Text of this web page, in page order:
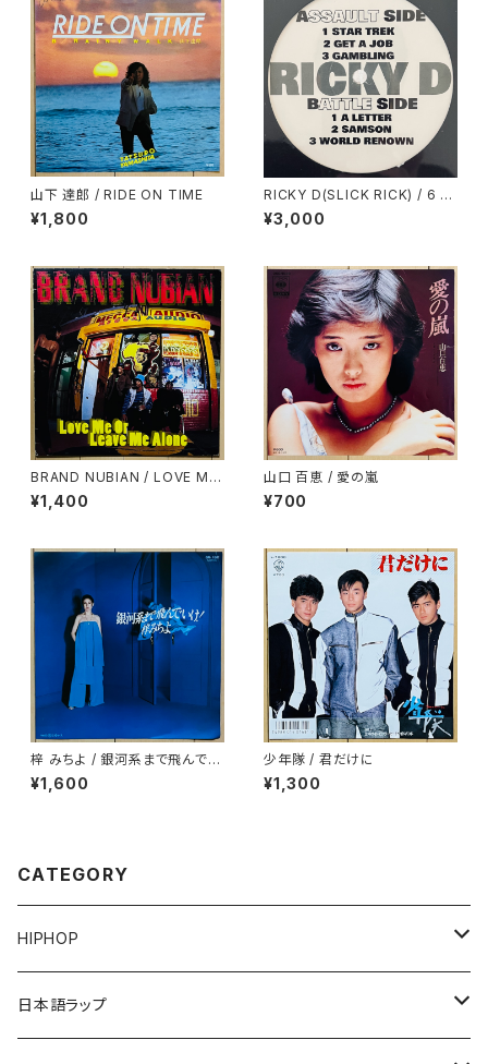
山下 達郎 / RIDE ON TIME
¥1,800
RICKY D(SLICK RICK) / 6 T
RACKS EP
¥3,000
BRAND NUBIAN / LOVE ME
OR LEAVE ME ALONE
¥1,400
山口 百恵 / 愛の嵐
¥700
梓 みちよ / 銀河系まで飛んでい
け！
¥1,600
少年隊 / 君だけに
¥1,300
CATEGORY
HIPHOP
12"/7"
日本語ラップ